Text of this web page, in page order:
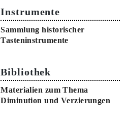
Instrumente
Sammlung historischer
Tasteninstrumente
Bibliothek
Materialien zum Thema
Diminution und Verzierungen